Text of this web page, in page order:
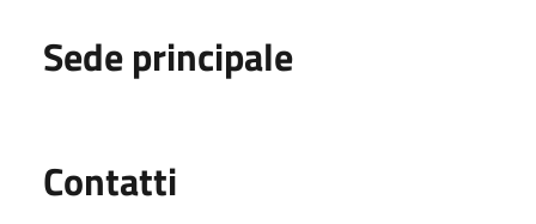
Sede principale
Contatti